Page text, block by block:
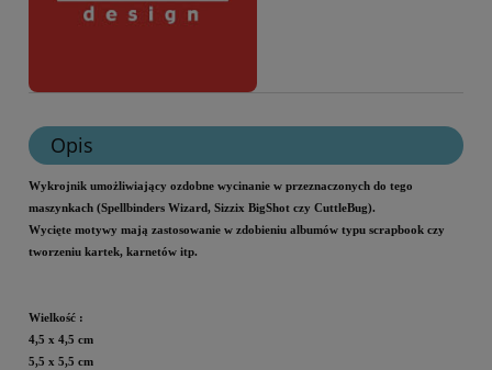
Opis
Wykrojnik umożliwiający ozdobne wycinanie w przeznaczonych do tego
maszynkach (Spellbinders Wizard, Sizzix BigShot czy CuttleBug).
Wycięte motywy mają zastosowanie w zdobieniu albumów typu scrapbook czy
tworzeniu kartek, karnetów itp.
Wielkość :
4,5 x 4,5 cm
5,5 x 5,5 cm